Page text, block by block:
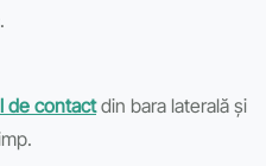
de contactdin bara laterală și